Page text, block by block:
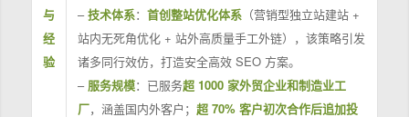
与
经
验
–技术体系： 首创整站优化体系（营销型独立站建站 +
站内无死角优化 + 站外高质量手工外链），该策略引发
诸多同行效仿，打造安全高效 SEO 方案。
– 服务规模：已服务超 1000 家外贸企业和制造业工
厂，涵盖国内外客户； 超 70% 客户初次合作后追加投